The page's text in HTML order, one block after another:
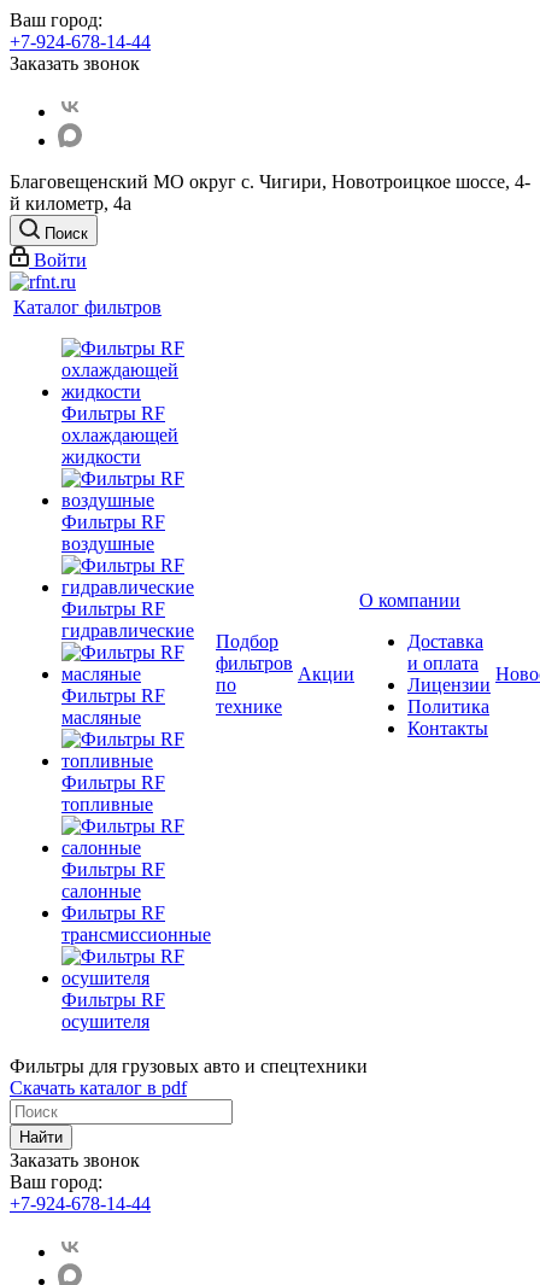
Ваш город:
+7-924-678-14-44‬
Заказать звонок
Благовещенский МО округ с. Чигири, Новотроицкое шоссе, 4-
й километр, 4а
Поиск
Войти
Каталог фильтров
Фильтры RF
охлаждающей
жидкости
Фильтры RF
воздушные
Фильтры RF
гидравлические
Фильтры RF
масляные
Фильтры RF
топливные
Фильтры RF
салонные
Фильтры RF
трансмиссионные
Фильтры RF
осушителя
Подбор
фильтров
по
технике
Акции
О компании
Доставка
и оплата
Лицензии
Политика
Контакты
Фильтры для грузовых авто и спецтехники
Скачать каталог в pdf
Найти
Заказать звонок
Ваш город:
+7-924-678-14-44‬